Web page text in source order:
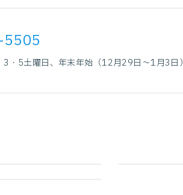
・5土曜日、年末年始（12月29日～1月3日）